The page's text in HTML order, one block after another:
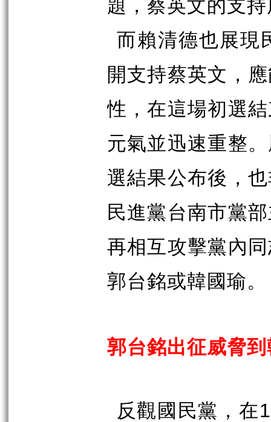
題，蔡英文的支
而賴清德也展現
開支持蔡英文，
性，在這場初選
元氣並迅速重整
選結果公布後，
民進黨台南市黨
再相互攻擊黨內
郭台銘或韓國瑜。
郭台銘出征威脅
反觀國民黨，在